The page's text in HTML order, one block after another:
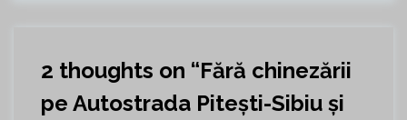
2 thoughts on “Fără chinezării
pe Autostrada Pitești-Sibiu și